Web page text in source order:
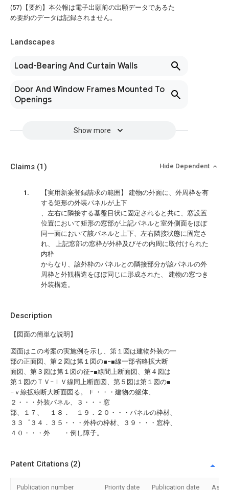
(57)【要約】本公報は電子出願前の出願データであるた
め要約のデータは記録されません。
Landscapes
Load-Bearing And Curtain Walls
Door And Window Frames Mounted To
Openings
Show more
Description
【図面の簡単な説明】
図面はこの考案の実施例を示し、第１図は建物外装の一
部の正面図、第２図は第１図の■−■線一部省略拡大断
面図、第３図は第１図の征−■線間上断面図、第４図は
第１図のＴＶ−ＩＶ線同上断面図、第５図は第１図の■
−ｖ線拡線断大断面図る。 Ｆ・・・建物の躯体、
２・・・外装パネル、３・・・窓
部、１７、 １８． １９．２０・・・パネルの枠材、
３３゜３４．３５・・・外枠の枠材、３９・・・窓枠、
４０・・・外 ・倒し障子。
Claims (1) Hide Dependent
【実用新案登録請求の範囲】 建物の外面に、外周枠を有
する矩形の外装パネルが上下
、左右に隣接する基盤目状に固定されると共に、窓設置
位置において矩形の窓部が上記パネルと室外側面をほぼ
同一面において該パネルと上下、左右隣接状態に固定さ
れ、 上記窓部の窓枠が外枠及びその内周に取付けられた
内枠
からなり、該外枠のパネルとの隣接部分が該パネルの外
周枠と外観構造をほぼ同じに形成された、 建物の窓つき
外装構造。
Patent Citations (2)
Publication number Priority date Publication date